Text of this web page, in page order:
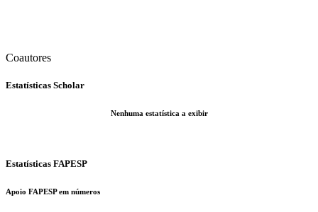
Coautores
Estatísticas Scholar
Nenhuma estatística a exibir
Estatísticas FAPESP
Apoio FAPESP em números